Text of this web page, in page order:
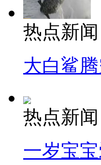
热点新闻
大白鲨
热点新闻
一岁宝